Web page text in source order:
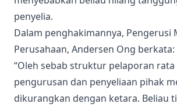
penyelia.
Dalam penghakimannya, Pengerusi
Perusahaan, Andersen Ong berkata:
“Oleh sebab struktur pelaporan
pengurusan dan penyeliaan pihak
dikurangkan dengan ketara. Beliau